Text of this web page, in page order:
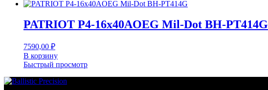
PATRIOT P4-16х40AOEG Mil-Dot BH-PT414G
7590,00 ₽
В корзину
Быстрый просмотр